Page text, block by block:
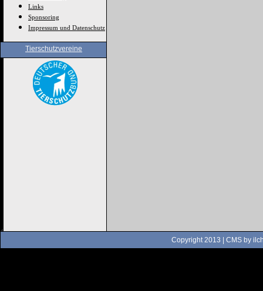
Links
Sponsoring
Impressum und Datenschutz
Tierschutzvereine
Copyright 2013 | CMS by